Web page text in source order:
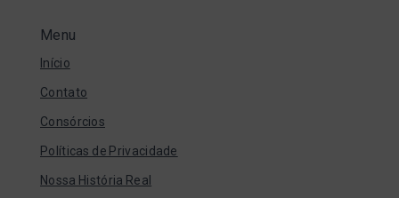
Menu
Início
Contato
Consórcios
Políticas de Privacidade
Nossa História Real